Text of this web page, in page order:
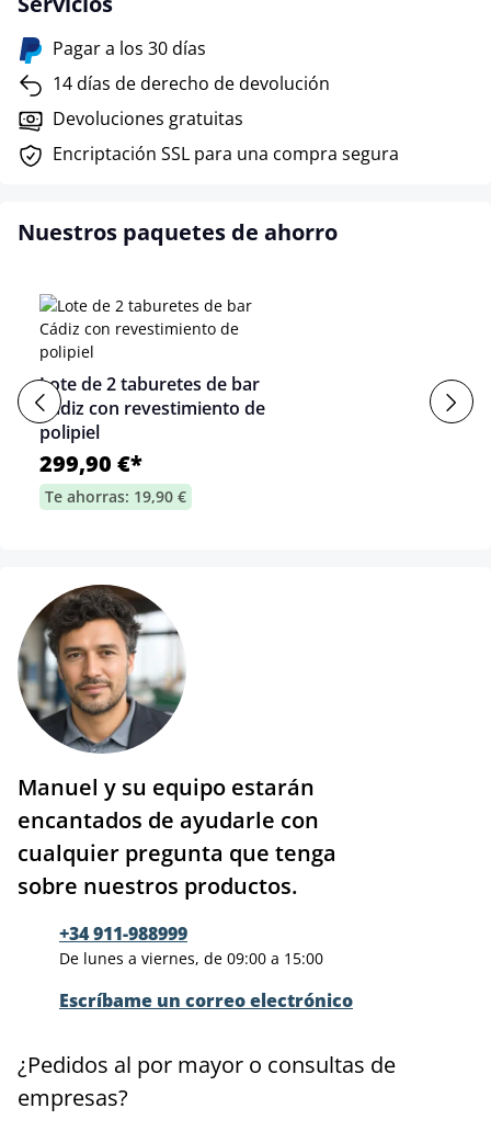
Pagar a los 30 días
14 días de derecho de devolución
Devoluciones gratuitas
Encriptación SSL para una compra segura
Nuestros paquetes de ahorro
Lote de 2 taburetes de bar
Cádiz con revestimiento de
polipiel
299,90 €*
Te ahorras: 19,90 €
Manuel y su equipo estarán
encantados de ayudarle con
cualquier pregunta que tenga
sobre nuestros productos.
+34 911-988999
De lunes a viernes, de 09:00 a 15:00
Escríbame un correo electrónico
¿Pedidos al por mayor o consultas de
empresas?